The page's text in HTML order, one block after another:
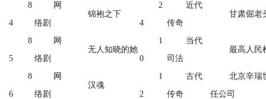
8
4
网
络剧
锦袍之下
2
4
近代
传奇
甘肃倔老
8
5
网
络剧
无人知晓的她
1
0
当代
司法
最高人民
8
6
网
络剧
汉魂
1
2
古代
传奇
北京辛瑞
任公司